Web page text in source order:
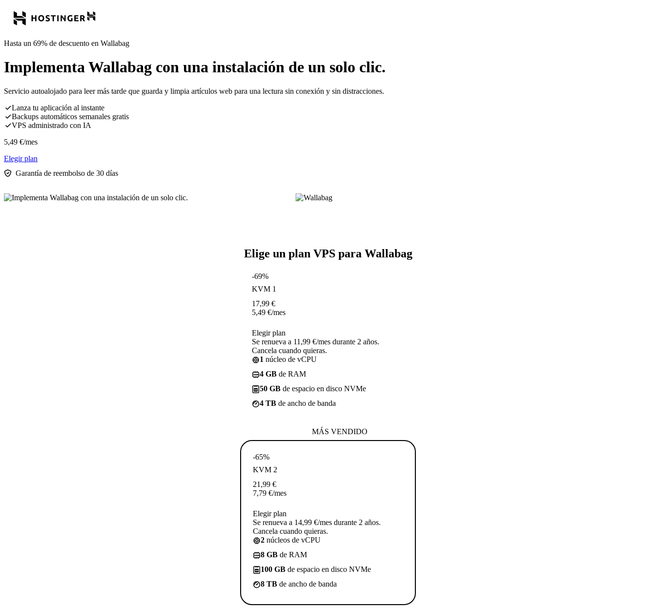
Hasta un 69% de descuento en Wallabag
Implementa Wallabag con una instalación de un solo clic.
Servicio autoalojado para leer más tarde que guarda y limpia artículos web para una lectura sin conexión y sin distracciones.
Lanza tu aplicación al instante
Backups automáticos semanales gratis
VPS administrado con IA
5,49 €/mes
Elegir plan
Garantía de reembolso de 30 días
Elige un plan VPS para Wallabag
-69%
KVM 1
17,99 €
5,49 €/mes
Elegir plan
Se renueva a 11,99 €/mes durante 2 años.
Cancela cuando quieras.
1 núcleo de vCPU
4 GB de RAM
50 GB de espacio en disco NVMe
4 TB de ancho de banda
MÁS VENDIDO
-65%
KVM 2
21,99 €
7,79 €/mes
Elegir plan
Se renueva a 14,99 €/mes durante 2 años.
Cancela cuando quieras.
2 núcleos de vCPU
8 GB de RAM
100 GB de espacio en disco NVMe
8 TB de ancho de banda